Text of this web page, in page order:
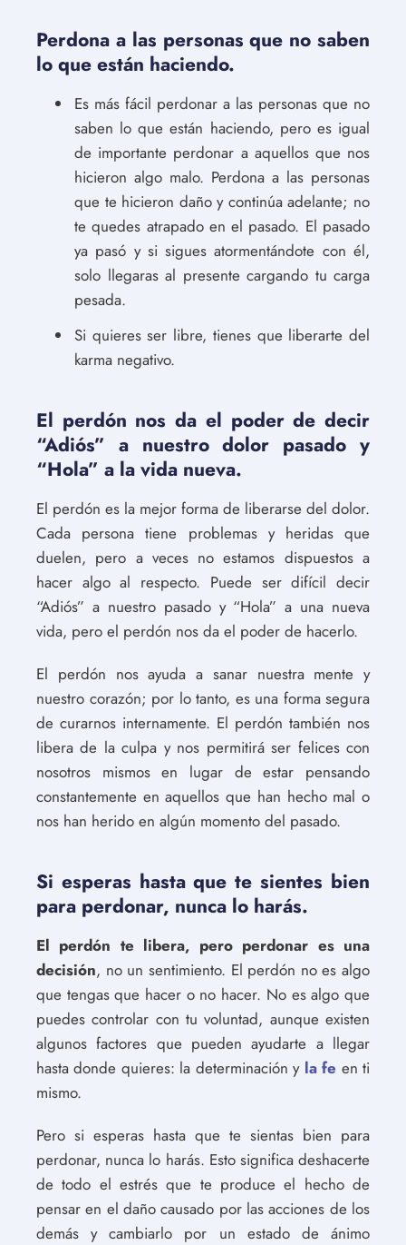
Perdona a las personas que no saben
lo que están haciendo.
Es más fácil perdonar a las personas que no
saben lo que están haciendo, pero es igual
de importante perdonar a aquellos que nos
hicieron algo malo. Perdona a las personas
que te hicieron daño y continúa adelante; no
te quedes atrapado en el pasado. El pasado
ya pasó y si sigues atormentándote con él,
solo llegaras al presente cargando tu carga
pesada.
Si quieres ser libre, tienes que liberarte del
karma negativo.
El perdón nos da el poder de decir
“Adiós” a nuestro dolor pasado y
“Hola” a la vida nueva.
El perdón es la mejor forma de liberarse del dolor.
Cada persona tiene problemas y heridas que
duelen, pero a veces no estamos dispuestos a
hacer algo al respecto. Puede ser difícil decir
“Adiós” a nuestro pasado y “Hola” a una nueva
vida, pero el perdón nos da el poder de hacerlo.
El perdón nos ayuda a sanar nuestra mente y
nuestro corazón; por lo tanto, es una forma segura
de curarnos internamente. El perdón también nos
libera de la culpa y nos permitirá ser felices con
nosotros mismos en lugar de estar pensando
constantemente en aquellos que han hecho mal o
nos han herido en algún momento del pasado.
Si esperas hasta que te sientes bien
para perdonar, nunca lo harás.
El perdón te libera, pero perdonar es una
decisión, no un sentimiento. El perdón no es algo
que tengas que hacer o no hacer. No es algo que
puedes controlar con tu voluntad, aunque existen
algunos factores que pueden ayudarte a llegar
hasta donde quieres: la determinación y la fe en ti
mismo.
Pero si esperas hasta que te sientas bien para
perdonar, nunca lo harás. Esto significa deshacerte
de todo el estrés que te produce el hecho de
pensar en el daño causado por las acciones de los
demás y cambiarlo por un estado de ánimo